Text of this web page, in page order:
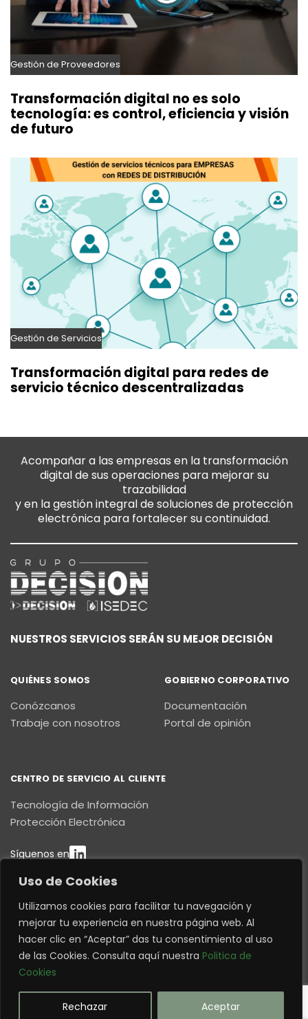
Uso de Cookies
Utilizamos cookies para facilitar tu navegación y
mejorar tu experiencia en nuestra página web. Al
hacer clic en “Aceptar” das tu consentimiento al uso
de las Cookies. Consulta aquí nuestra Politica de
Cookies
Rechazar Aceptar
Gestión de Proveedores
Transformación digital no es solo
tecnología: es control, eficiencia y visión
de futuro
Gestión de Servicios
Transformación digital para redes de
servicio técnico descentralizadas
Acompañar a las empresas en la transformación
digital de sus operaciones para mejorar su
trazabilidad
y en la gestión integral de soluciones de protección
electrónica para fortalecer su continuidad.
NUESTROS SERVICIOS SERÁN SU MEJOR DECISIÓN
QUIÉNES SOMOS
Conózcanos
Trabaje con nosotros
GOBIERNO CORPORATIVO
Documentación
Portal de opinión
CENTRO DE SERVICIO AL CLIENTE
Tecnología de Información
Protección Electrónica
Síguenos en
E8C N4-177 y Pedro María Proaño
Quito – Ecuador
contactenos@decision.com.ec
(593 9) 8441 4313
Quito - Ecuador
This website uses cookies to improve your
web experience.